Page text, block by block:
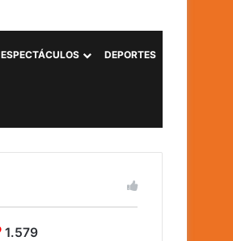
ESPECTÁCULOS DEPORTES
1.579